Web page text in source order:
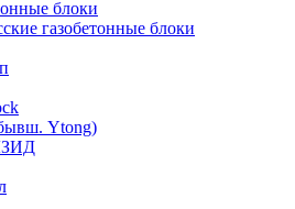
блоки
газобетонные блоки
Ytong)